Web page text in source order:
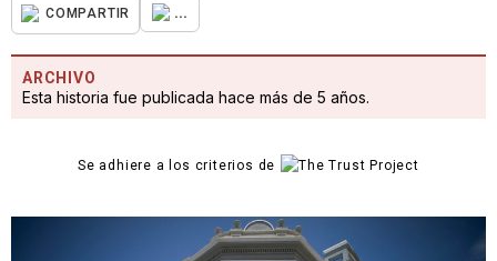
COMPARTIR ...
ARCHIVO
Esta historia fue publicada hace más de 5 años.
Se adhiere a los criterios de